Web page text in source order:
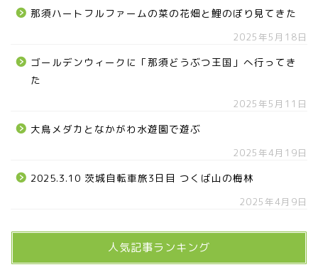
那須ハートフルファームの菜の花畑と鯉のぼり見てきた
2025年5月18日
ゴールデンウィークに「那須どうぶつ王国」へ行ってき
た
2025年5月11日
大鳥メダカとなかがわ水遊園で遊ぶ
2025年4月19日
2025.3.10 茨城自転車旅3日目 つくば山の梅林
2025年4月9日
人気記事ランキング